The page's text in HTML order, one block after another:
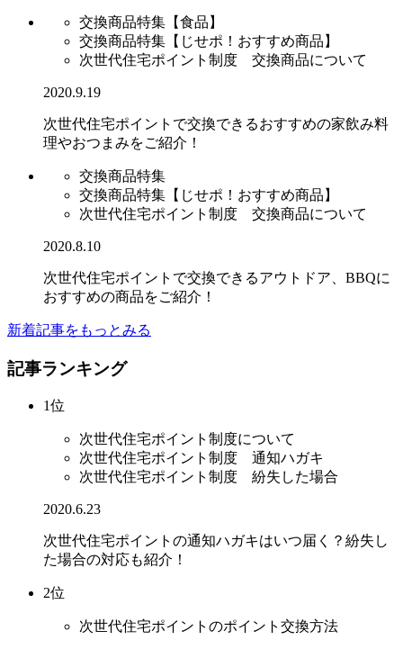
交換商品特集【食品】
交換商品特集【じせポ！おすすめ商品】
次世代住宅ポイント制度 交換商品について
2020.9.19
次世代住宅ポイントで交換できるおすすめの家飲み料
理やおつまみをご紹介！
交換商品特集
交換商品特集【じせポ！おすすめ商品】
次世代住宅ポイント制度 交換商品について
2020.8.10
次世代住宅ポイントで交換できるアウトドア、BBQに
おすすめの商品をご紹介！
新着記事をもっとみる
記事ランキング
1位
次世代住宅ポイント制度について
次世代住宅ポイント制度 通知ハガキ
次世代住宅ポイント制度 紛失した場合
2020.6.23
次世代住宅ポイントの通知ハガキはいつ届く？紛失し
た場合の対応も紹介！
2位
次世代住宅ポイントのポイント交換方法